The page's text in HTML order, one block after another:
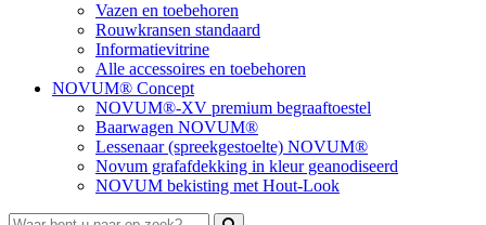
Vazen en toebehoren
Rouwkransen standaard
Informatievitrine
Alle accessoires en toebehoren
NOVUM® Concept
NOVUM®-XV premium begraaftoestel
Baarwagen NOVUM®
Lessenaar (spreekgestoelte) NOVUM®
Novum grafafdekking in kleur geanodiseerd
NOVUM bekisting met Hout-Look